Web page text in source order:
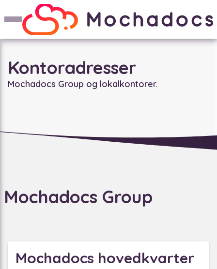
Kontoradresser
Mochadocs Group og lokalkontorer.
Mochadocs Group
Mochadocs hovedkvarter